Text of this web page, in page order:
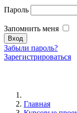
Пароль
Запомнить меня
Забыли пароль?
Зарегистрироваться
Главная